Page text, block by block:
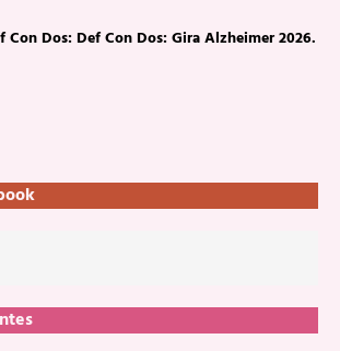
Con Dos: Def Con Dos: Gira Alzheimer 2026.